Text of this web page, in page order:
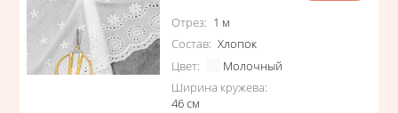
Характеристики
Отрез: 1 м
Состав: Хлопок
Цвет:
Молочный
Ширина кружева:
46см